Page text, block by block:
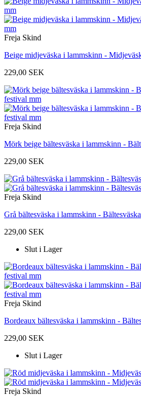
Freja Skind
Beige midjeväska i lammskinn -
229,00 SEK
Freja Skind
Mörk beige bältesväska i lammskinn -
229,00 SEK
Freja Skind
Grå bältesväska i lammskinn -
229,00 SEK
Slut i Lager
Freja Skind
Bordeaux bältesväska i lammskinn -
229,00 SEK
Slut i Lager
Freja Skind